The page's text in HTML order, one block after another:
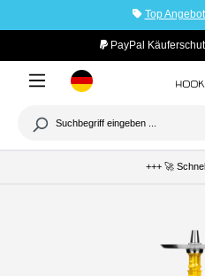
Top
PayPal
+++ 🚀